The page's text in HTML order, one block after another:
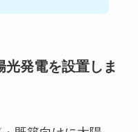
発電を設置しま